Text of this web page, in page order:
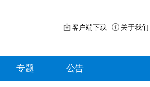
客户端下载 关于我们
专题 公告